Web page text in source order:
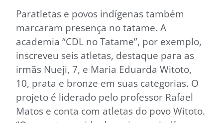
Paratletas e povos indígenas também
marcaram presença no tatame. A
academia “CDL no Tatame”, por exemplo,
inscreveu seis atletas, destaque para as
irmãs Nueji, 7, e Maria Eduarda Witoto,
10, prata e bronze em suas categorias. O
projeto é liderado pelo professor Rafael
Matos e conta com atletas do povo Witoto.